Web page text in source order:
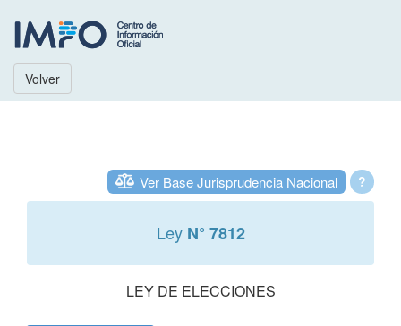
Volver
?
Ver Base Jurisprudencia Nacional
Ley N° 7812
LEY DE ELECCIONES